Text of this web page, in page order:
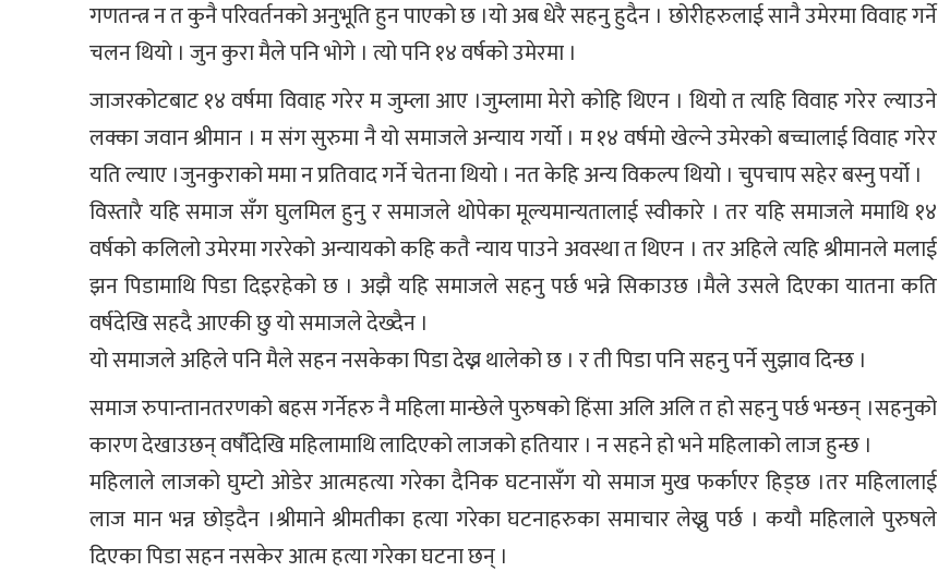
गणतन्त्र न त कुनै परिवर्तनको अनुभूति हुन पाएको छ ।यो अब धेरै सहनु हुदैन । छोरीहरुलाई सानै उमेरमा विवाह गर्ने
चलन थियो । जुन कुरा मैले पनि भोगे । त्यो पनि १४ वर्षको उमेरमा ।
जाजरकोटबाट १४ वर्षमा विवाह गरेर म जुम्ला आए ।जुम्लामा मेरो कोहि थिएन । थियो त त्यहि विवाह गरेर ल्याउने
लक्का जवान श्रीमान । म संग सुरुमा नै यो समाजले अन्याय गर्यो । म १४ वर्षमो खेल्ने उमेरको बच्चालाई विवाह गरेर
यति ल्याए ।जुनकुराको ममा न प्रतिवाद गर्ने चेतना थियो । नत केहि अन्य विकल्प थियो । चुपचाप सहेर बस्नु पर्यो ।
विस्तारै यहि समाज सँग घुलमिल हुनु र समाजले थोपेका मूल्यमान्यतालाई स्वीकारे । तर यहि समाजले ममाथि १४
वर्षको कलिलो उमेरमा गररेको अन्यायको कहि कतै न्याय पाउने अवस्था त थिएन । तर अहिले त्यहि श्रीमानले मलाई
झन पिडामाथि पिडा दिइरहेको छ । अझै यहि समाजले सहनु पर्छ भन्ने सिकाउछ ।मैले उसले दिएका यातना कति
वर्षदेखि सहदै आएकी छु यो समाजले देख्दैन ।
यो समाजले अहिले पनि मैले सहन नसकेका पिडा देख्न थालेको छ । र ती पिडा पनि सहनु पर्ने सुझाव दिन्छ ।
समाज रुपान्तानतरणको बहस गर्नेहरु नै महिला मान्छेले पुरुषको हिंसा अलि अलि त हो सहनु पर्छ भन्छन् ।सहनुको
कारण देखाउछन् वर्षौदेखि महिलामाथि लादिएको लाजको हतियार । न सहने हो भने महिलाको लाज हुन्छ ।
महिलाले लाजको घुम्टो ओडेर आत्महत्या गरेका दैनिक घटनासँग यो समाज मुख फर्काएर हिड्छ ।तर महिलालाई
लाज मान भन्न छोड्दैन ।श्रीमाने श्रीमतीका हत्या गरेका घटनाहरुका समाचार लेख्नु पर्छ । कयौ महिलाले पुरुषले
दिएका पिडा सहन नसकेर आत्म हत्या गरेका घटना छन् ।